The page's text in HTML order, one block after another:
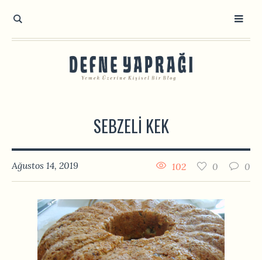
SEBZELI KEK
Ağustos 14, 2019 0
0
102